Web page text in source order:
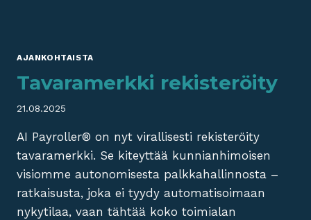
AJANKOHTAISTA
Tavaramerkki rekisteröity
21.08.2025
AI Payroller® on nyt virallisesti rekisteröity
tavaramerkki. Se kiteyttää kunnianhimoisen
visiomme autonomisesta palkkahallinnosta –
ratkaisusta, joka ei tyydy automatisoimaan
nykytilaa, vaan tähtää koko toimialan